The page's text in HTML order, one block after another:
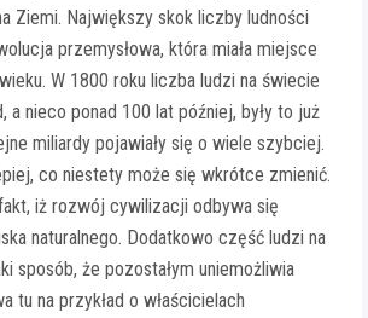
Ziemi. Największy skok liczby ludności
przemysłowa, która miała miejsce
W 1800 roku liczba ludzi na świecie
a nieco ponad 100 lat później, były to już
miliardy pojawiały się o wiele szybciej.
co niestety może się wkrótce zmienić.
iż rozwój cywilizacji odbywa się
naturalnego. Dodatkowo część ludzi na
sposób, że pozostałym uniemożliwia
tu na przykład o właścicielach